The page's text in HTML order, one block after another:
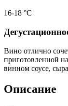
16-18 °С
Вино отлично
приготовленной
винном соусе,
Описание